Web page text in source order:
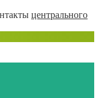
центрального